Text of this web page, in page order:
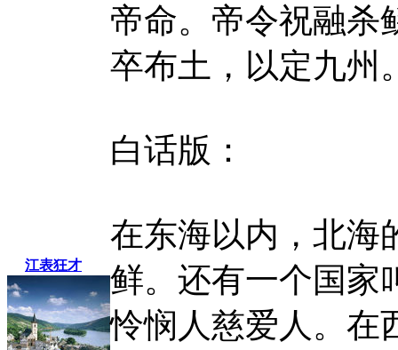
江表狂才
帝命。帝令祝融杀
卒布土，以定九州
白话版：
在东海以内，北海
鲜。还有一个国家
怜悯人慈爱人。在